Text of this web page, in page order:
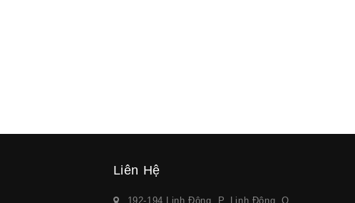
Liên Hệ
192-194 Linh Đông, P. Linh Đông, Q.